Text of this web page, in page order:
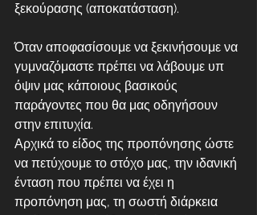
ξεκούρασης (αποκατάσταση).
Όταν αποφασίσουμε να ξεκινήσουμε να
γυμναζόμαστε πρέπει να λάβουμε υπ
όψιν μας κάποιους βασικούς
παράγοντες που θα μας οδηγήσουν
στην επιτυχία.
Αρχικά το είδος της προπόνησης ώστε
να πετύχουμε το στόχο μας, την ιδανική
ένταση που πρέπει να έχει η
προπόνηση μας, τη σωστή διάρκεια